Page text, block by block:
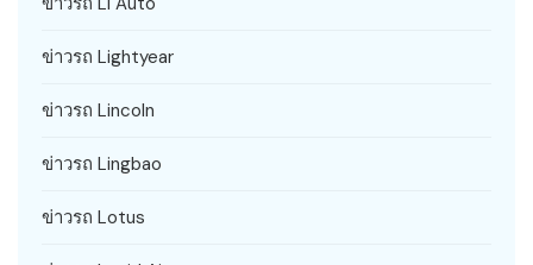
ข่าวรถ Lightyear
ข่าวรถ Lincoln
ข่าวรถ Lingbao
ข่าวรถ Lotus